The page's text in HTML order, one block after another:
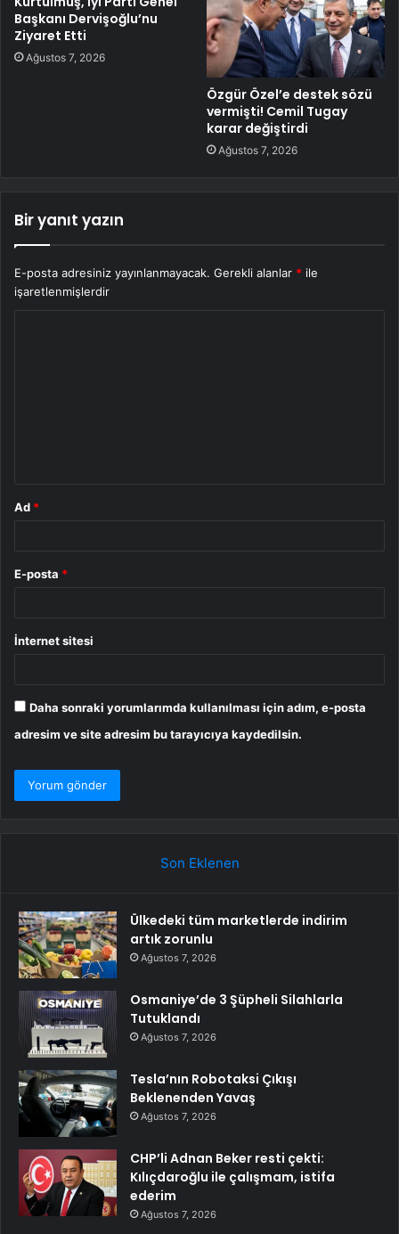
Başkanı Dervişoğlu’nu
Ziyaret Etti
Ağustos 7, 2026
Özgür Özel’e destek sözü
vermişti! Cemil Tugay
karar değiştirdi
Ağustos 7, 2026
Bir yanıt yazın
E-posta adresiniz yayınlanmayacak. Gerekli alanlar * ile
işaretlenmişlerdir
Ad *
E-posta *
İnternet sitesi
Daha sonraki yorumlarımda kullanılması için adım, e-posta
adresim ve site adresim bu tarayıcıya kaydedilsin.
Son Eklenen
Ülkedeki tüm marketlerde indirim
artık zorunlu
Ağustos 7, 2026
Osmaniye’de 3 Şüpheli Silahlarla
Tutuklandı
Ağustos 7, 2026
Tesla’nın Robotaksi Çıkışı
Beklenenden Yavaş
Ağustos 7, 2026
CHP’li Adnan Beker resti çekti:
Kılıçdaroğlu ile çalışmam, istifa
ederim
Ağustos 7, 2026